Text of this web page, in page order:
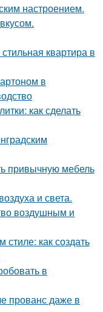
настроением.
квартира в
в
как сделать
привычную мебель
и света.
воздушным и
как создать
в
прованс даже в